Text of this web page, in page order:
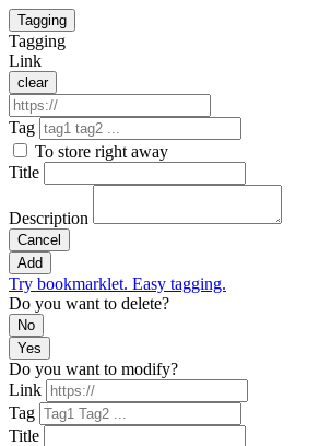
Tagging
Tagging
Link
clear
Tag
To store right away
Title
Description
Cancel
Add
Try bookmarklet. Easy tagging.
Do you want to delete?
No
Yes
Do you want to modify?
Link
Tag
Title